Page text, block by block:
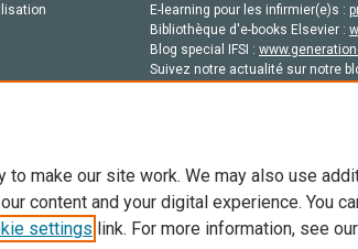
E-learning pour les infirmier(e)s :
Bibliothèque d'e-books Elsevier :
Blog special IFSI :
Suivez notre actualité sur notre
© 2026 Elsevier, ses concédants de licence et
to make our site work. We may also use
content and your digital experience. You
settings link. For more information, see our